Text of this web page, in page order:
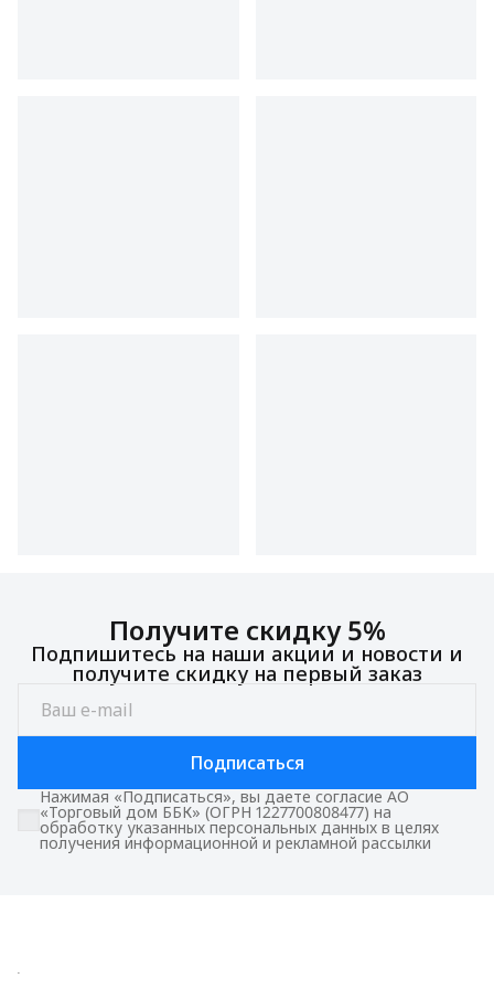
Получите скидку 5%
Подпишитесь на наши акции и новости и
получите скидку на первый заказ
Подписаться
Нажимая «Подписаться», вы даете согласие АО
«Торговый дом ББК» (ОГРН 1227700808477) на
обработку указанных персональных данных в целях
получения информационной и рекламной рассылки